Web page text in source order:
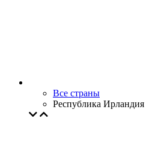
Все страны
Республика Ирландия